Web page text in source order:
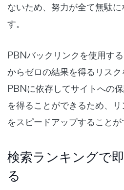
ないため、努力が全て無駄
す。
PBNバックリンクを使用す
からゼロの結果を得るリス
PBNに依存してサイトへの
を得ることができるため、
をスピードアップすることが
検索ランキングで
る